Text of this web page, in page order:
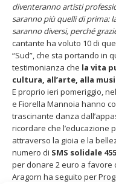
diventeranno artisti
saranno più quelli di prima:
saranno diversi, perché
cantante ha voluto 10 di
“Sud”, che sta portando in
testimonianza che la vita
cultura, all’arte, alla
E proprio ieri pomeriggio,
e Fiorella Mannoia hanno
trascinante danza
ricordare che l’educazione
attraverso la gioia e la
numero di SMS solidale
per donare 2 euro a favore
Aragorn ha seguito per